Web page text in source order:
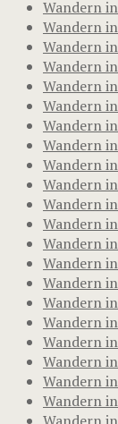
Wandern
Wandern
Wandern
Wandern
Wandern
Wandern
Wandern
Wandern
Wandern
Wandern
Wandern
Wandern
Wandern
Wandern
Wandern
Wandern
Wandern
Wandern
Wandern
Wandern
Wandern